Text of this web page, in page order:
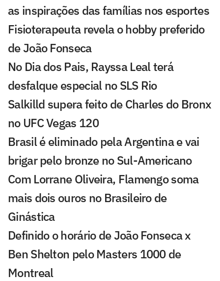
as inspirações das famílias nos esportes
Fisioterapeuta revela o hobby preferido
de João Fonseca
No Dia dos Pais, Rayssa Leal terá
desfalque especial no SLS Rio
Salkilld supera feito de Charles do Bronx
no UFC Vegas 120
Brasil é eliminado pela Argentina e vai
brigar pelo bronze no Sul-Americano
Com Lorrane Oliveira, Flamengo soma
mais dois ouros no Brasileiro de
Ginástica
Definido o horário de João Fonseca x
Ben Shelton pelo Masters 1000 de
Montreal